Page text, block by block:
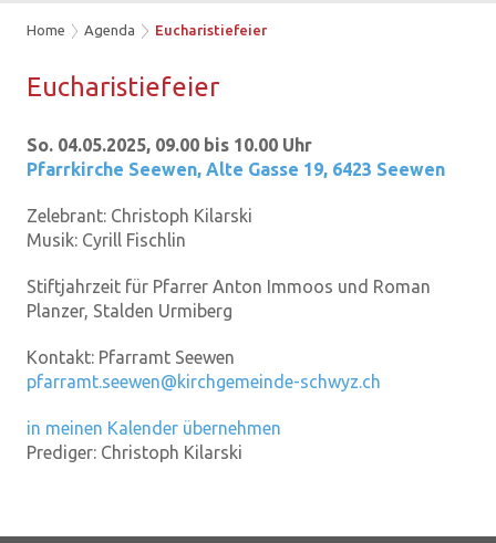
Home Agenda Eucharistiefeier
Eu­cha­ris­tie­fei­er
So. 04.05.2025, 09.00 bis 10.00 Uhr
Pfarrkirche Seewen, Alte Gasse 19, 6423 Seewen
Zelebrant: Christoph Kilarski
Musik: Cyrill Fischlin
Stiftjahrzeit für Pfarrer Anton Immoos und Roman
Planzer, Stalden Urmiberg
Kontakt: Pfarramt Seewen
pfarramt.seewen@kirchgemeinde-schwyz.ch
in meinen Kalender übernehmen
Prediger: Christoph Kilarski